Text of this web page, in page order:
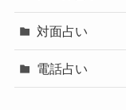
対面占い
電話占い